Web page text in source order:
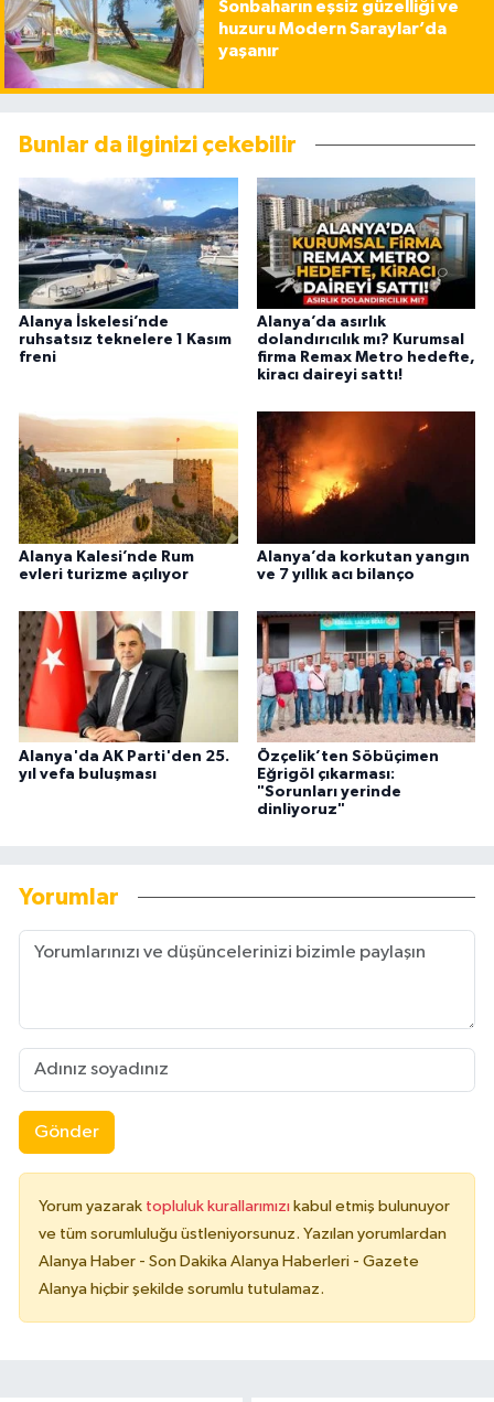
Sonbaharın eşsiz güzelliği ve
huzuru Modern Saraylar’da
yaşanır
Bunlar da ilginizi çekebilir
Alanya İskelesi’nde
ruhsatsız teknelere 1 Kasım
freni
Alanya’da asırlık
dolandırıcılık mı? Kurumsal
firma Remax Metro hedefte,
kiracı daireyi sattı!
Alanya Kalesi’nde Rum
evleri turizme açılıyor
Alanya’da korkutan yangın
ve 7 yıllık acı bilanço
Alanya'da AK Parti'den 25.
yıl vefa buluşması
Özçelik’ten Söbüçimen
Eğrigöl çıkarması:
"Sorunları yerinde
dinliyoruz"
Yorumlar
Gönder
Yorum yazarak topluluk kurallarımızı kabul etmiş bulunuyor
ve tüm sorumluluğu üstleniyorsunuz. Yazılan yorumlardan
Alanya Haber - Son Dakika Alanya Haberleri - Gazete
Alanya hiçbir şekilde sorumlu tutulamaz.